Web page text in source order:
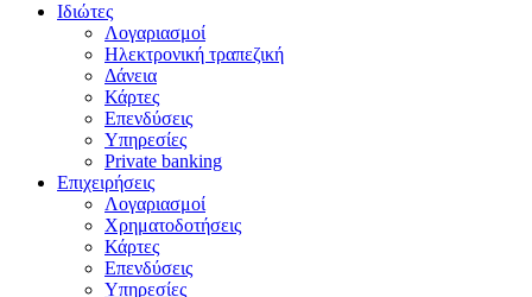
Ιδιώτες
Λογαριασμοί
Ηλεκτρονική τραπεζική
Δάνεια
Κάρτες
Επενδύσεις
Υπηρεσίες
Private banking
Επιχειρήσεις
Λογαριασμοί
Χρηματοδοτήσεις
Κάρτες
Επενδύσεις
Υπηρεσίες